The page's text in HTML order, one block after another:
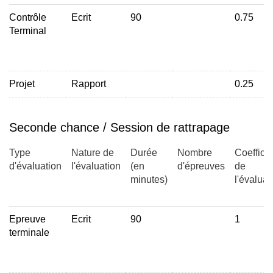
Modalités de prospection, protection, et exploitation des
hydrologique GR4J)
Modélisation hydrogéologique (modèles Feflow et Marthe)
de la ressource en eau
Contrôle
Terminal
Ecrit 90 0.75
Projet Rapport 0.25
Seconde chance / Session de rattrapage
Type
d'évaluation
Nature de
l'évaluation
Durée
(en
minutes)
Nombre
d'épreuves
de
Epreuve
terminale
Ecrit 90 1